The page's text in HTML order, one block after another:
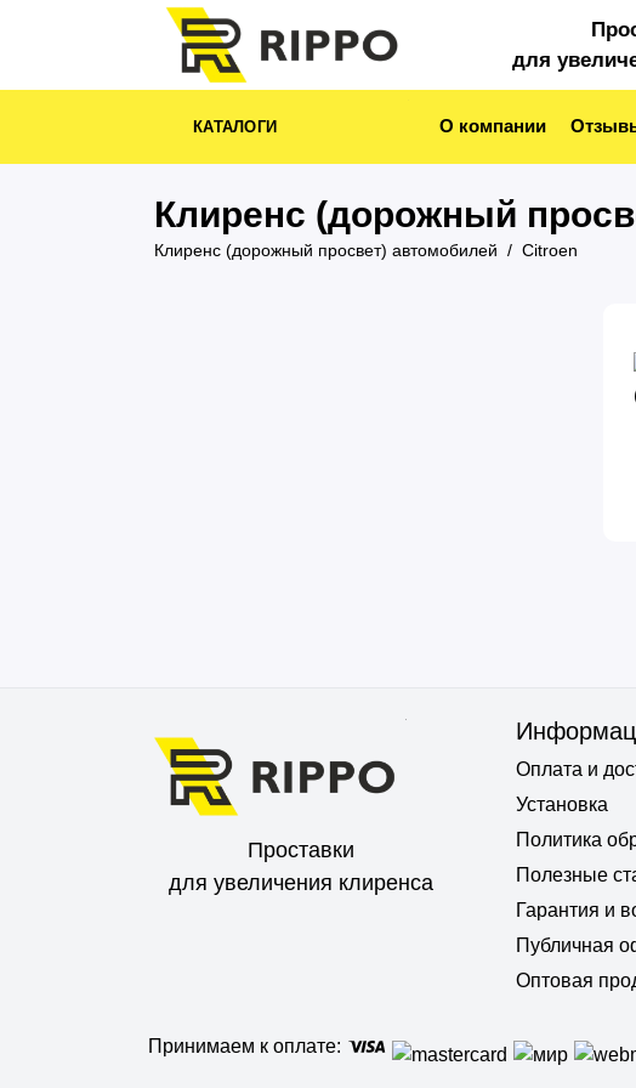
для
КАТАЛОГИ О компании
Клиренс (дорожный
Клиренс (дорожный просвет) автомобилей Citroen
Проставки
для увеличения клиренса
Оплата и
Установка
Политика
Полезные
Гарантия и
Публичная
Оптовая
Принимаем к оплате: